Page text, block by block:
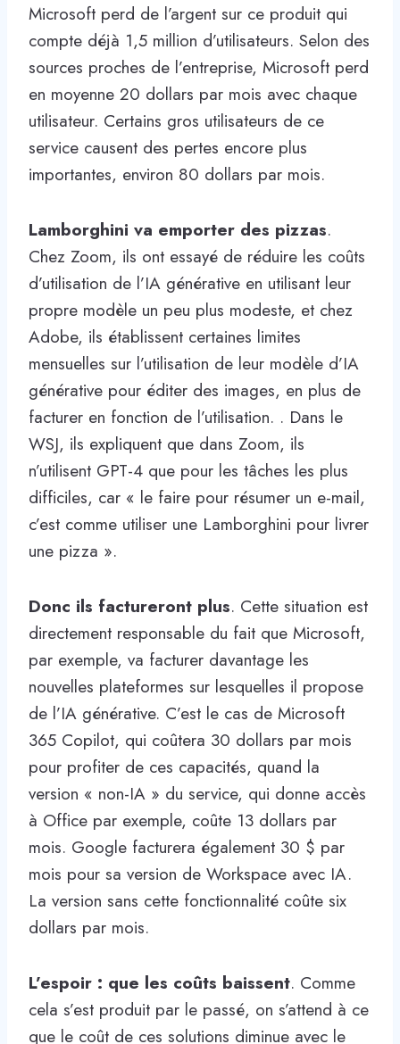
Microsoft perd de l’argent sur ce produit qui
compte déjà 1,5 million d’utilisateurs. Selon des
sources proches de l’entreprise, Microsoft perd
en moyenne 20 dollars par mois avec chaque
utilisateur. Certains gros utilisateurs de ce
service causent des pertes encore plus
importantes, environ 80 dollars par mois.
Lamborghini va emporter des pizzas.
Chez Zoom, ils ont essayé de réduire les coûts
d’utilisation de l’IA générative en utilisant leur
propre modèle un peu plus modeste, et chez
Adobe, ils établissent certaines limites
mensuelles sur l’utilisation de leur modèle d’IA
générative pour éditer des images, en plus de
facturer en fonction de l’utilisation. . Dans le
WSJ, ils expliquent que dans Zoom, ils
n’utilisent GPT-4 que pour les tâches les plus
difficiles, car « le faire pour résumer un e-mail,
c’est comme utiliser une Lamborghini pour livrer
une pizza ».
Donc ils factureront plus. Cette situation est
directement responsable du fait que Microsoft,
par exemple, va facturer davantage les
nouvelles plateformes sur lesquelles il propose
de l’IA générative. C’est le cas de Microsoft
365 Copilot, qui coûtera 30 dollars par mois
pour profiter de ces capacités, quand la
version « non-IA » du service, qui donne accès
à Office par exemple, coûte 13 dollars par
mois. Google facturera également 30 $ par
mois pour sa version de Workspace avec IA.
La version sans cette fonctionnalité coûte six
dollars par mois.
L’espoir : que les coûts baissent. Comme
cela s’est produit par le passé, on s’attend à ce
que le coût de ces solutions diminue avec le